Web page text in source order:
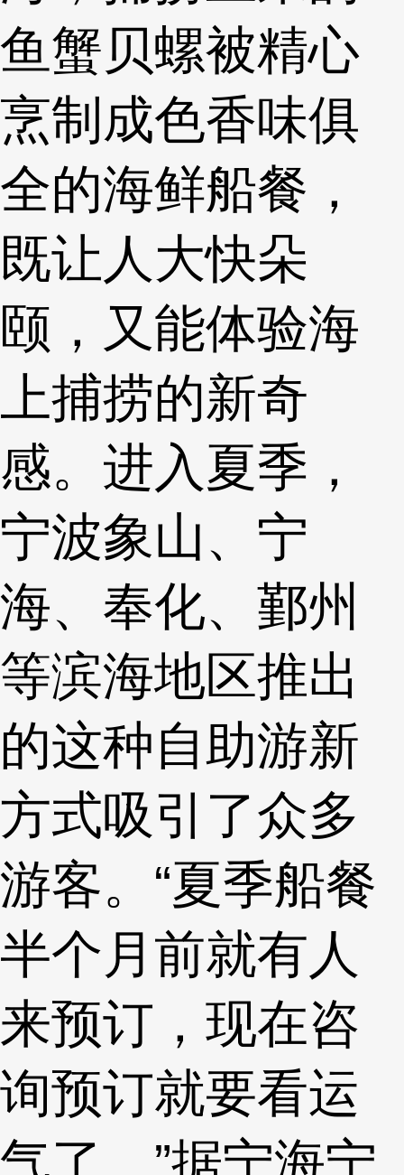
鱼蟹贝螺被精心
烹制成色香味俱
全的海鲜船餐，
既让人大快朵
颐，又能体验海
上捕捞的新奇
感。进入夏季，
宁波象山、宁
海、奉化、鄞州
等滨海地区推出
的这种自助游新
方式吸引了众多
游客。“夏季船餐
半个月前就有人
来预订，现在咨
询预订就要看运
气了。”据宁海宁